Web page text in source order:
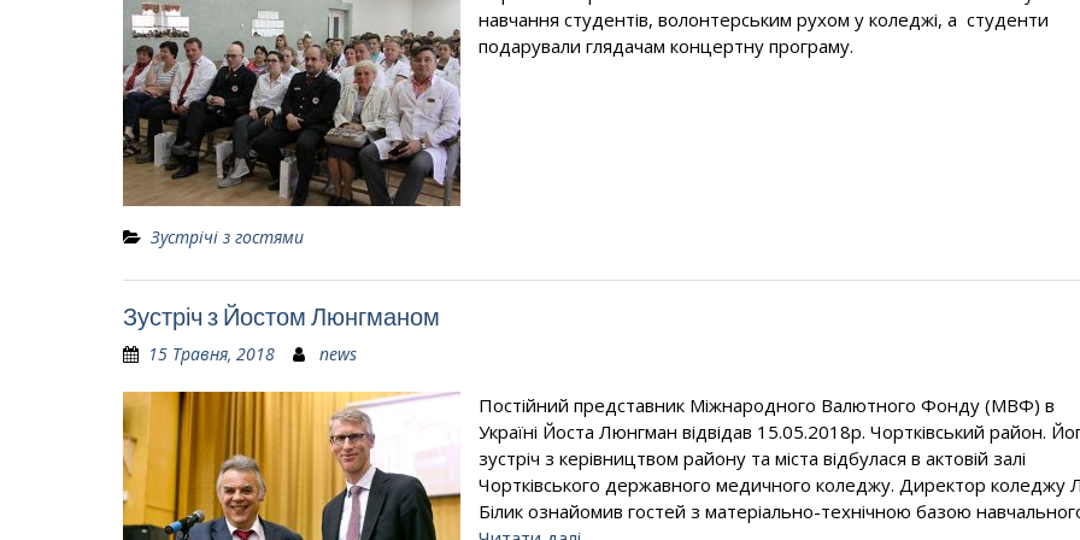
навчання студентів, волонтерським рухом у коледжі, а студенти
подарували глядачам концертну програму.
Зустрічі з гостями
Зустріч з Йостом Люнгманом
15 Травня, 2018 news
Постійний представник Міжнародного Валютного Фонду (МВФ) в
Україні Йоста Люнгман відвідав 15.05.2018р. Чортківський район.
зустріч з керівництвом району та міста відбулася в актовій залі
Чортківського державного медичного коледжу. Директор коледжу
Білик ознайомив гостей з матеріально-технічною базою